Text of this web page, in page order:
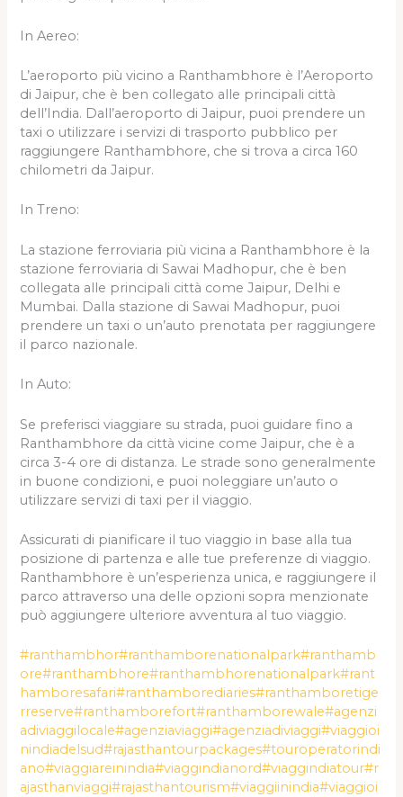
In Aereo:
L’aeroporto più vicino a Ranthambhore è l’Aeroporto
di Jaipur, che è ben collegato alle principali città
dell’India. Dall’aeroporto di Jaipur, puoi prendere un
taxi o utilizzare i servizi di trasporto pubblico per
raggiungere Ranthambhore, che si trova a circa 160
chilometri da Jaipur.
In Treno:
La stazione ferroviaria più vicina a Ranthambhore è la
stazione ferroviaria di Sawai Madhopur, che è ben
collegata alle principali città come Jaipur, Delhi e
Mumbai. Dalla stazione di Sawai Madhopur, puoi
prendere un taxi o un’auto prenotata per raggiungere
il parco nazionale.
In Auto:
Se preferisci viaggiare su strada, puoi guidare fino a
Ranthambhore da città vicine come Jaipur, che è a
circa 3-4 ore di distanza. Le strade sono generalmente
in buone condizioni, e puoi noleggiare un’auto o
utilizzare servizi di taxi per il viaggio.
Assicurati di pianificare il tuo viaggio in base alla tua
posizione di partenza e alle tue preferenze di viaggio.
Ranthambhore è un’esperienza unica, e raggiungere il
parco attraverso una delle opzioni sopra menzionate
può aggiungere ulteriore avventura al tuo viaggio.
#ranthambhor#ranthamborenationalpark#ranthamb
ore#ranthambhore#ranthambhorenationalpark#rant
hamboresafari#ranthamborediaries#ranthamboretige
rreserve#ranthamborefort#ranthamborewale#agenzi
adiviaggilocale#agenziaviaggi#agenziadiviaggi#viaggioi
nindiadelsud#rajasthantourpackages#touroperatorindi
ano#viaggiareinindia#viaggindianord#viaggindiatour#r
ajasthanviaggi#rajasthantourism#viaggiinindia#viaggioi